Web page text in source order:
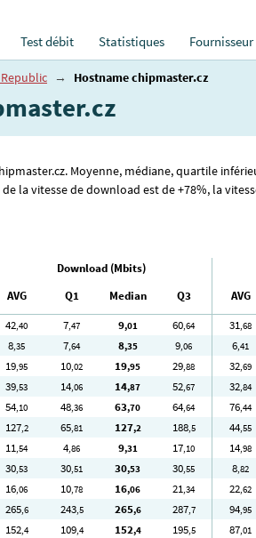
Test débit Statistiques
Republic → Hostname chipmaster.cz
Moyenne, médiane, quartile
la vitesse de download est de +78%, la
Download (Mbits)
AVG Q1 Median Q3 AVG
42,40 7,47 9,01 60,64 31,68
8,35 7,64 8,35 9,06 6,41
19,95 10,02 19,95 29,88 32,69
39,53 14,06 14,87 52,67 32,84
54,10 48,36 63,70 64,64 76,44
127,2 65,81 127,2 188,5 44,55
11,54 4,86 9,31 17,10 14,98
30,53 30,51 30,53 30,55 8,82
16,06 10,78 16,06 21,34 22,62
265,6 243,5 265,6 287,7 94,95
152,4 109,4 152,4 195,5 87,01